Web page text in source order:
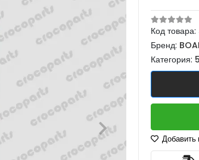
Код товара:
Бренд:
Категория:
Добавить